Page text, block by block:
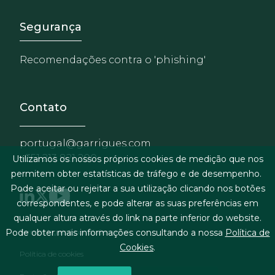
Footer - Extranet y
Segurança
Recomendações contra o 'phishing'
Contato
portugal@garrigues.com
+351 213 821 200
Menu de rodapé
Termos legais & condições gerais
Política de cookies
Utilizamos os nossos próprios cookies de medição que nos
permitem obter estatísticas de tráfego e de desempenho.
Pode aceitar ou rejeitar a sua utilização clicando nos botões
correspondentes, e pode alterar as suas preferências em
qualquer altura através do link na parte inferior do website.
Pode obter mais informações consultando a nossa Política de
Cookies.